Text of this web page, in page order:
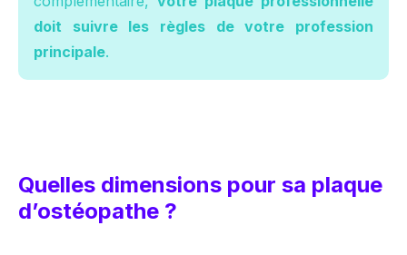
doit suivre les règles de votre profession
principale.
Quelles dimensions pour sa plaque
d’ostéopathe ?